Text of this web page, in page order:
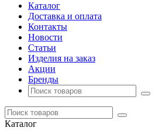
Каталог
Доставка и оплата
Контакты
Новости
Статьи
Изделия на заказ
Акции
Бренды
Каталог